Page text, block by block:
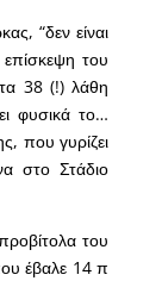
“δεν είναι
του
38 (!) λάθη
φυσικά το…
που γυρίζει
στο Στάδιο
του
έβαλε 14 π